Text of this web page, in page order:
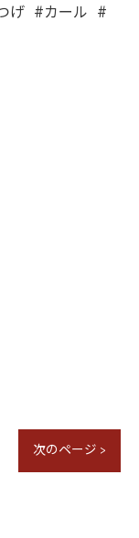
げ #カール #
次のページ >